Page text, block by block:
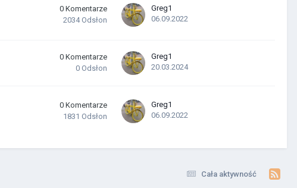
0 Komentarze
2034 Odsłon
Greg1
06.09.2022
0 Komentarze
0 Odsłon
Greg1
20.03.2024
0 Komentarze
1831 Odsłon
Greg1
06.09.2022
Cała aktywność